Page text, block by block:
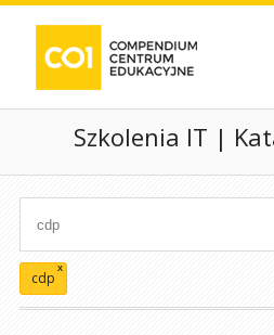
Szkolenia IT |
cdp
x